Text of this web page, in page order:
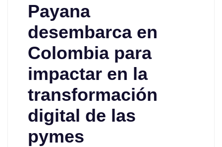
Payana
desembarca en
Colombia para
impactar en la
transformación
digital de las
pymes